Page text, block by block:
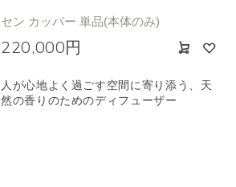
セン カッパー 単品(本体のみ)
220,000円
人が心地よく過ごす空間に寄り添う、天
然の香りのためのディフューザー